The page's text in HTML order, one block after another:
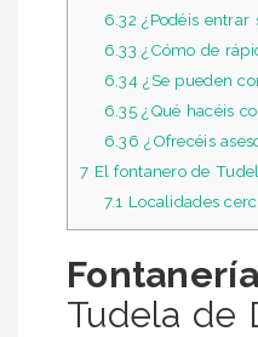
6.32 ¿Podéis entrar
6.33 ¿Cómo de
6.34 ¿Se pueden
6.35 ¿Qué hacéis
6.36 ¿Ofrecéis
7 El fontanero de
7.1 Localidades
Tudela de